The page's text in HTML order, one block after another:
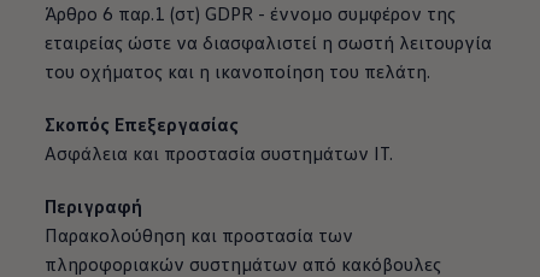
Άρθρο 6 παρ.1 (στ) GDPR - έννομο συμφέρον της
εταιρείας ώστε να διασφαλιστεί η σωστή λειτουργία
του οχήματος και η ικανοποίηση του πελάτη.
Σκοπός Επεξεργασίας
Ασφάλεια και προστασία συστημάτων IT.
Περιγραφή
Παρακολούθηση και προστασία των
πληροφοριακών συστημάτων από κακόβουλες